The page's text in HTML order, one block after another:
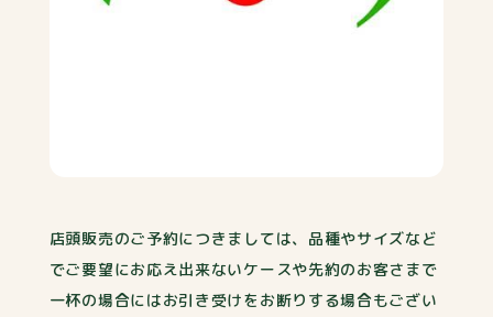
店頭販売のご予約につきましては、品種やサイズなど
でご要望にお応え出来ないケースや先約のお客さまで
一杯の場合にはお引き受けをお断りする場合もござい